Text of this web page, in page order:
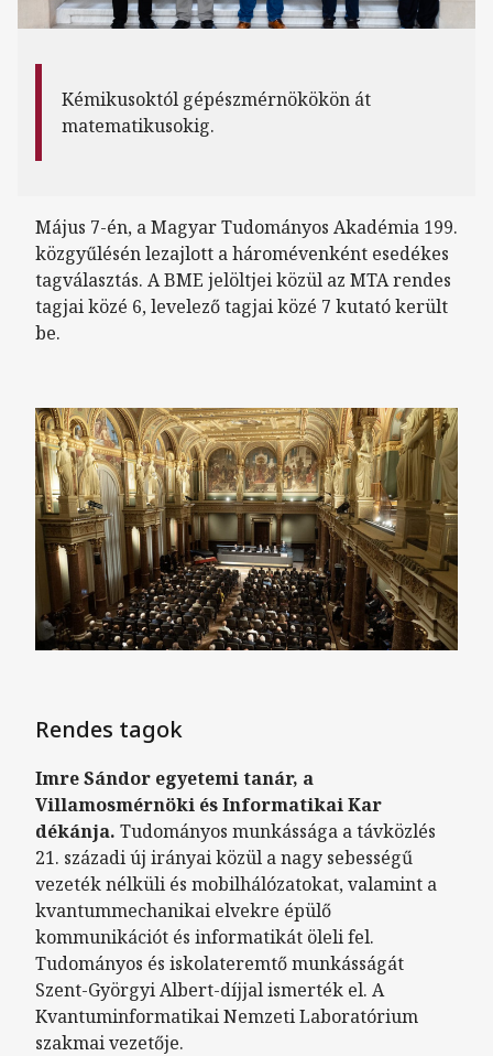
Kémikusoktól gépészmérnökökön át
matematikusokig.
Május 7-én, a Magyar Tudományos Akadémia 199.
közgyűlésén lezajlott a háromévenként esedékes
tagválasztás. A BME jelöltjei közül az MTA rendes
tagjai közé 6, levelező tagjai közé 7 kutató került
be.
Rendes tagok
Imre Sándor egyetemi tanár, a
Villamosmérnöki és Informatikai Kar
dékánja. Tudományos munkássága a távközlés
21. századi új irányai közül a nagy sebességű
vezeték nélküli és mobilhálózatokat, valamint a
kvantummechanikai elvekre épülő
kommunikációt és informatikát öleli fel.
Tudományos és iskolateremtő munkásságát
Szent-Györgyi Albert-díjjal ismerték el. A
Kvantuminformatikai Nemzeti Laboratórium
szakmai vezetője.